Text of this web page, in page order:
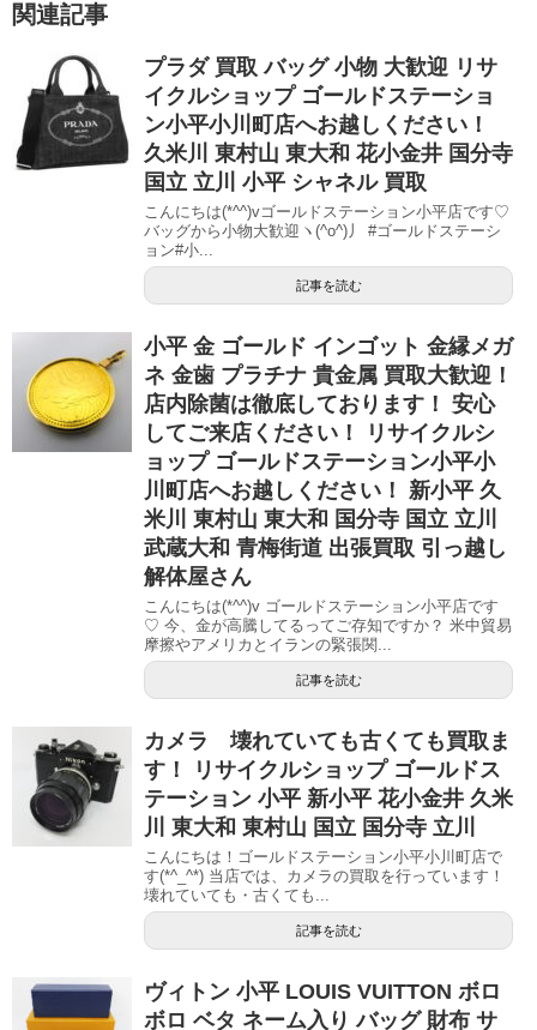
関連記事
プラダ 買取 バッグ 小物 大歓迎 リサ
イクルショップ ゴールドステーショ
ン小平小川町店へお越しください！
久米川 東村山 東大和 花小金井 国分寺
国立 立川 小平 シャネル 買取
こんにちは(*^^)vゴールドステーション小平店です♡
バッグから小物大歓迎ヽ(^o^)丿 #ゴールドステーシ
ョン#小...
記事を読む
小平 金 ゴールド インゴット 金縁メガ
ネ 金歯 プラチナ 貴金属 買取大歓迎！
店内除菌は徹底しております！ 安心
してご来店ください！ リサイクルシ
ョップ ゴールドステーション小平小
川町店へお越しください！ 新小平 久
米川 東村山 東大和 国分寺 国立 立川
武蔵大和 青梅街道 出張買取 引っ越し
解体屋さん
こんにちは(*^^)v ゴールドステーション小平店です
♡ 今、金が高騰してるってご存知ですか？ 米中貿易
摩擦やアメリカとイランの緊張関...
記事を読む
カメラ 壊れていても古くても買取ま
す！ リサイクルショップ ゴールドス
テーション 小平 新小平 花小金井 久米
川 東大和 東村山 国立 国分寺 立川
こんにちは！ゴールドステーション小平小川町店で
す(*^_^*) 当店では、カメラの買取を行っています！
壊れていても・古くても...
記事を読む
ヴィトン 小平 LOUIS VUITTON ボロ
ボロ ベタ ネーム入り バッグ 財布 サ